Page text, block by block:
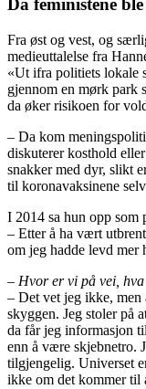
Da feministene
Fra øst og vest, og
medieuttalelse fra
«Ut ifra politiets lokale
gjennom en mørk park
da øker risikoen for
– Da kom
diskuterer kosthold
snakker med dyr, slikt
til koronavaksinene
I 2014 sa hun opp som
– Etter å ha vært
om jeg hadde levd mer
– Hvor er vi på vei,
– Det vet jeg ikke, men
skyggen. Jeg stoler på
da får jeg informasjon
enn å være skjebnetro.
tilgjengelig. Universet
ikke om det kommer til